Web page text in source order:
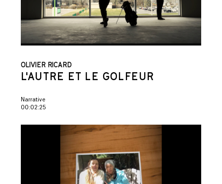
OLIVIER RICARD
L'AUTRE ET LE GOLFEUR
Narrative
00:02:25